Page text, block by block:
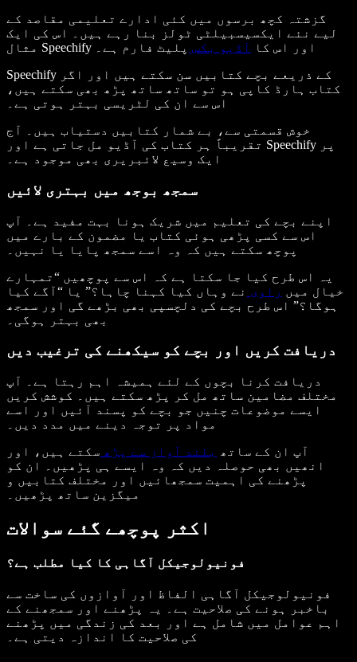
گزشتہ کچھ برسوں میں کئی ادارے تعلیمی مقاصد کے
لیے نئے ایکسیسبیلٹی ٹولز بنا رہے ہیں۔ اس کی ایک
مثال Speechify اور اس کا
آڈیو بکس
Speechify کے ذریعے بچے کتابیں سن سکتے ہیں اور اگر
کتاب ہارڈ کاپی ہو تو ساتھ ساتھ پڑھ بھی سکتے ہیں،
خوش قسمتی سے، بے شمار کتابیں دستیاب ہیں۔ آج
تقریباً ہر کتاب کی آڈیو مل جاتی ہے اور Speechify پر
سمجھ بوجھ میں بہتری لائیں
اپنے بچے کی تعلیم میں شریک ہونا بہت مفید ہے۔ آپ
اس سے کسی پڑھی ہوئی کتاب یا مضمون کے بارے میں
یہ اس طرح کیا جا سکتا ہے کہ اس سے پوچھیں “تمہارے
خیال میں راوی نے وہاں کیا کہنا چاہا؟” یا “آگے کیا
ہوگا؟” اس طرح بچے کی دلچسپی بھی بڑھے گی اور سمجھ
دریافت کریں اور بچے کو سیکھنے کی ترغیب دیں
دریافت کرنا بچوں کے لئے ہمیشہ اہم رہتا ہے۔ آپ
مختلف مضامین ساتھ مل کر پڑھ سکتے ہیں۔ کوشش کریں
ایسے موضوعات چنیں جو بچے کو پسند آئیں اور اسے
آپ ان کے ساتھ
بلند آواز سے پڑھ سکتے ہیں، اور
انھیں بھی حوصلہ دیں کہ وہ ایسے ہی پڑھیں۔ ان کو
پڑھنے کی اہمیت سمجھائیں اور مختلف کتابیں و
اکثر پوچھے گئے سوالات
فونیولوجیکل آگاہی کا کیا مطلب ہے؟
فونیولوجیکل آگاہی الفاظ اور آوازوں کی ساخت سے
باخبر ہونے کی صلاحیت ہے۔ یہ پڑھنے اور سمجھنے کے
اہم عوامل میں شامل ہے اور بعد کی زندگی میں پڑھنے